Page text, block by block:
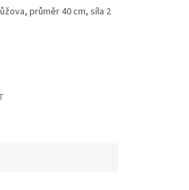
průměr 40 cm, síla 2